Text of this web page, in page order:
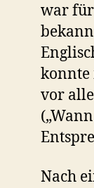
war
konnte
vor
Nach